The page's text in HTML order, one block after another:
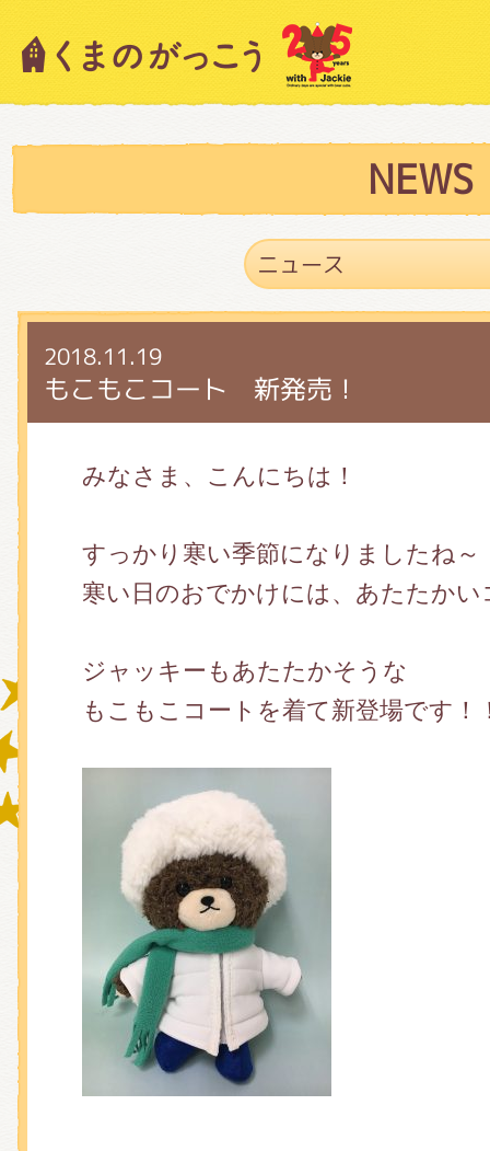
NEWS
2018.11.19
もこもこコート 新発売！
みなさま、こんにちは！
すっかり寒い季節になりましたね～
寒い日のおでかけには、あたたか
ジャッキーもあたたかそうな
もこもこコートを着て新登場です！
キャラクター紹介
スタッフブログ
絵本・作家紹介
ショップインフォメーション
グッズインフォメーション
ミュージカル・コンサート
おたのしみコンテンツ(クイズ・
チア ジャッキーズ！
くまのがっこう しょくいんしつ
くまのがっこう 家庭科部